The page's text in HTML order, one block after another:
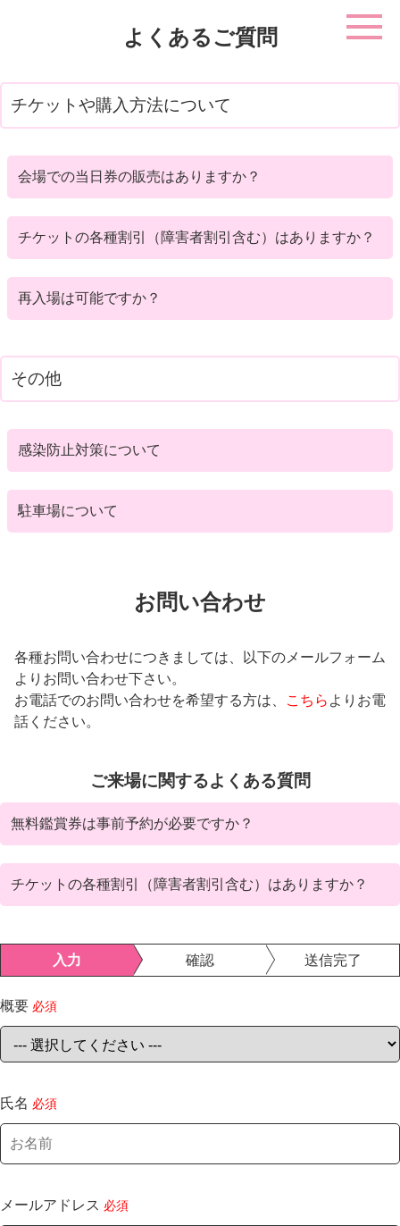
よくあるご質問
チケットや購入方法について
会場での当日券の販売はありますか？
チケットの各種割引（障害者割引含む）はありますか？
再入場は可能ですか？
その他
感染防止対策について
新型コロナウイルス感染症に対する取り組みとお願い
駐車場について
お問い合わせ
各種お問い合わせにつきましては、以下のメールフォーム
よりお問い合わせ下さい。
お電話でのお問い合わせを希望する方は、
こちら よりお電
話ください。
ご来場に関するよくある質問
無料鑑賞券は事前予約が必要ですか？
チケットの各種割引（障害者割引含む）はありますか？
入力 確認 送信完了
概要 必須
氏名 必須
メールアドレス 必須